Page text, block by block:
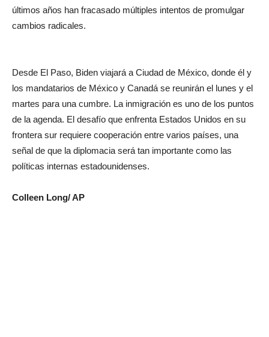
últimos años han fracasado múltiples intentos de promulgar
cambios radicales.
Desde El Paso, Biden viajará a Ciudad de México, donde él y
los mandatarios de México y Canadá se reunirán el lunes y el
martes para una cumbre. La inmigración es uno de los puntos
de la agenda. El desafío que enfrenta Estados Unidos en su
frontera sur requiere cooperación entre varios países, una
señal de que la diplomacia será tan importante como las
políticas internas estadounidenses.
Colleen Long/ AP